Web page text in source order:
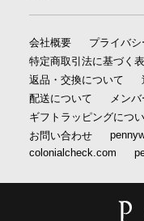
会社概要
プライバ
特定商取引法に基づく
返品・交換について
配送について
メン
ギフトラッピングにつ
お問い合わせ
colonialcheck.com